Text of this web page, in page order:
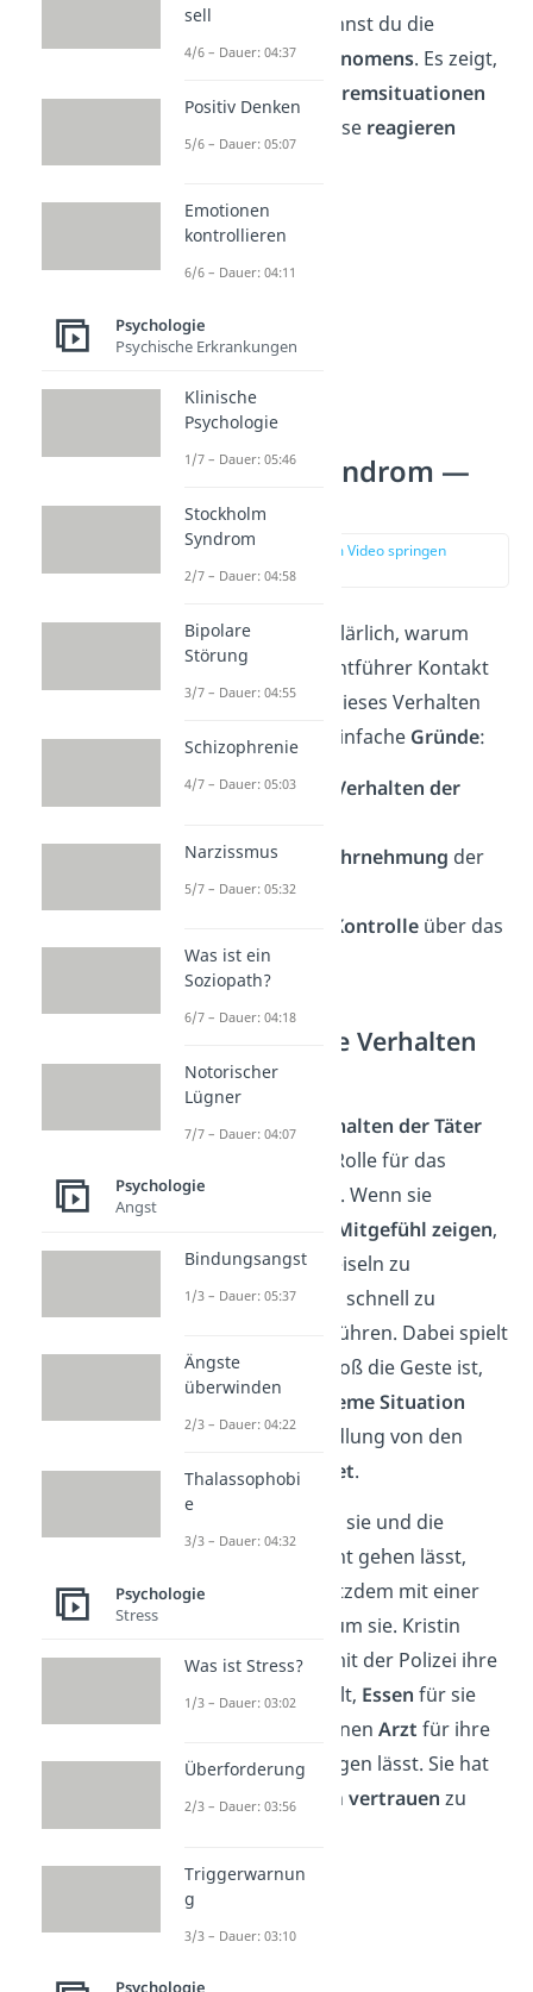
Stockholm-Fall erkennst du die
Komplexität des
Phänomens. Es zeigt,
wie Menschen in
Extremsituationen
auf unerwartete Weise reagieren
können.
Stockholm Syndrom —
Ursachen
zur Stelle im Video springen
(01:34)
Für viele ist es unerklärlich, warum
jemand zu seinem Entführer Kontakt
halten möchte. Für dieses Verhalten
gibt es jedochdrei einfache Gründe:
das freundliche
Verhalten der
dieverzerrte Wahrnehmung der
Realität
Verlust der Kontrolleüber das
eigene Leben
Das freundliche Verhalten
der Täter
Das freundliche
Verhalten der Täter
spielt eine wichtige Rolle für das
Stockholm-Syndrom. Wenn sie
Mitgefühl zeigen,
selbst nur um die Geiseln zu
beruhigen, kann das schnell zu
positiven Gefühlen führen. Dabei spielt
es keine Rolle wie groß die Geste ist,
denn durch die
extreme Situation
wird jede nette Handlung von den
Geiselnüberbewertet.
Auch wenn Olafsson sie und die
anderen Geiseln nicht gehen lässt,
kümmert er sich trotzdem mit einer
gewissen
um sie. Kristin
beobachtet, wie er mit der Polizei ihre
Sicherheitverhandelt, Essen für sie
fordert und sogar einen Arzt für ihre
kranke Kollegin bringen lässt. Sie hat
das Gefühl, Olafsson vertrauen zu
können.
sell
4/6 – Dauer: 04:37
Positiv Denken
5/6 – Dauer: 05:07
Emotionen
kontrollieren
6/6 – Dauer: 04:11
Psychologie
Psychische Erkrankungen
Klinische
Psychologie
1/7 – Dauer: 05:46
Stockholm
Syndrom
2/7 – Dauer: 04:58
Bipolare
Störung
3/7 – Dauer: 04:55
Schizophrenie
4/7 – Dauer: 05:03
Narzissmus
5/7 – Dauer: 05:32
Was ist ein
Soziopath?
6/7 – Dauer: 04:18
Notorischer
Lügner
7/7 – Dauer: 04:07
Psychologie
Angst
Bindungsangst
1/3 – Dauer: 05:37
Ängste
überwinden
2/3 – Dauer: 04:22
Thalassophobi
e
3/3 – Dauer: 04:32
Psychologie
Stress
Was ist Stress?
1/3 – Dauer: 03:02
Überforderung
2/3 – Dauer: 03:56
Triggerwarnun
g
3/3 – Dauer: 03:10
Psychologie